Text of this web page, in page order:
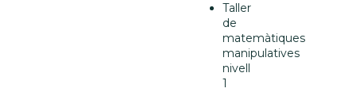
Taller
de
matemàtiques
manipulatives
nivell
1